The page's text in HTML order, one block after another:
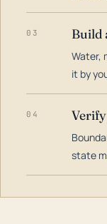
03 Build
Water,
it by
04
state